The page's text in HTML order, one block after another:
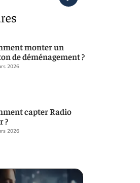
monter un
de déménagement ?
2026
capter Radio
?
2026